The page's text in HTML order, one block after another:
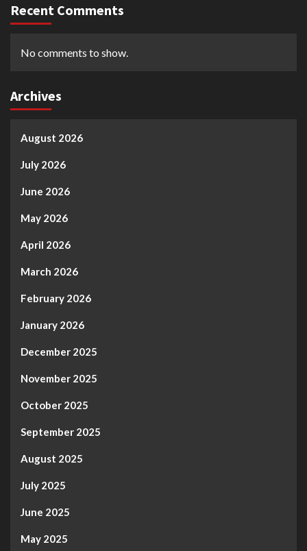
Recent Comments
No comments to show.
Archives
August 2026
July 2026
June 2026
May 2026
April 2026
March 2026
February 2026
January 2026
December 2025
November 2025
October 2025
September 2025
August 2025
July 2025
June 2025
May 2025